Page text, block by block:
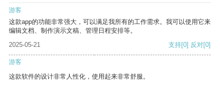
游客
这款app的功能非常强大，可以满足我所有的工作需求。我可以使用它来
编辑文档、制作演示文稿、管理日程安排等。
2025-05-21
支持[0] 反对[0]
游客
这款软件的设计非常人性化，使用起来非常舒服。